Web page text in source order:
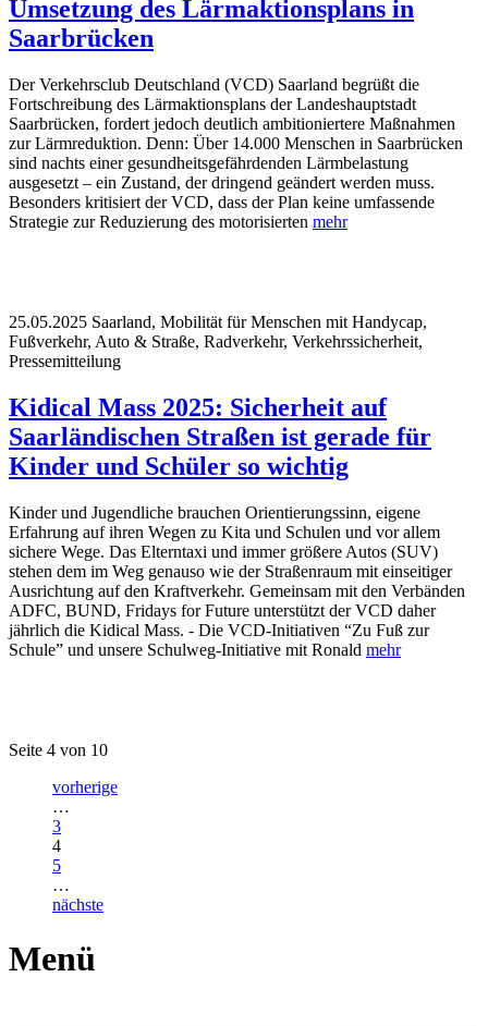
Umsetzung des Lärmaktionsplans in
Saarbrücken
Der Verkehrsclub Deutschland (VCD) Saarland begrüßt die
Fortschreibung des Lärmaktionsplans der Landeshauptstadt
Saarbrücken, fordert jedoch deutlich ambitioniertere Maßnahmen
zur Lärmreduktion. Denn: Über 14.000 Menschen in Saarbrücken
sind nachts einer gesundheitsgefährdenden Lärmbelastung
ausgesetzt – ein Zustand, der dringend geändert werden muss.
Besonders kritisiert der VCD, dass der Plan keine umfassende
Strategie zur Reduzierung des motorisierten mehr
25.05.2025 Saarland, Mobilität für Menschen mit Handycap,
Fußverkehr, Auto & Straße, Radverkehr, Verkehrssicherheit,
Pressemitteilung
Kidical Mass 2025: Sicherheit auf
Saarländischen Straßen ist gerade für
Kinder und Schüler so wichtig
Kinder und Jugendliche brauchen Orientierungssinn, eigene
Erfahrung auf ihren Wegen zu Kita und Schulen und vor allem
sichere Wege. Das Elterntaxi und immer größere Autos (SUV)
stehen dem im Weg genauso wie der Straßenraum mit einseitiger
Ausrichtung auf den Kraftverkehr. Gemeinsam mit den Verbänden
ADFC, BUND, Fridays for Future unterstützt der VCD daher
jährlich die Kidical Mass. - Die VCD-Initiativen “Zu Fuß zur
Schule” und unsere Schulweg-Initiative mit Ronald mehr
Seite 4 von 10
vorherige
…
3
4
5
…
nächste
Menü